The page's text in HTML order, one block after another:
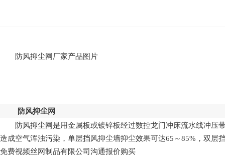
防风抑尘网厂家产品图片
防风抑尘网
防风抑尘网是用金属板或镀锌板经过数控龙门冲床流水线冲压带
造成空气浑浊污染，单层挡风抑尘墙抑尘效果可达65～85%
免费视频丝网制品有限公司沟通报价购买